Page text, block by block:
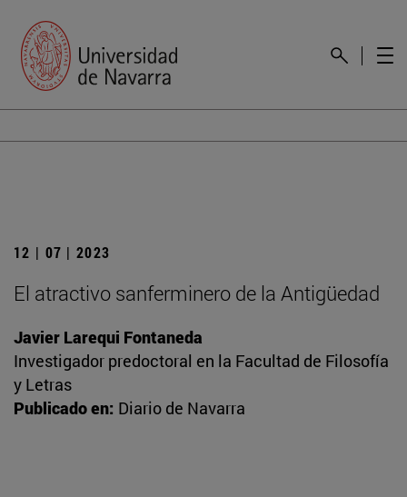
12 | 07 | 2023
El atractivo sanferminero de la Antigüedad
Javier Larequi Fontaneda
Investigador predoctoral en la Facultad de Filosofía
y Letras
Publicado en: Diario de Navarra